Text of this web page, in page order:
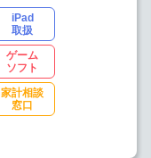
iPad
取扱
ゲーム
ソフト
家計相談
窓口